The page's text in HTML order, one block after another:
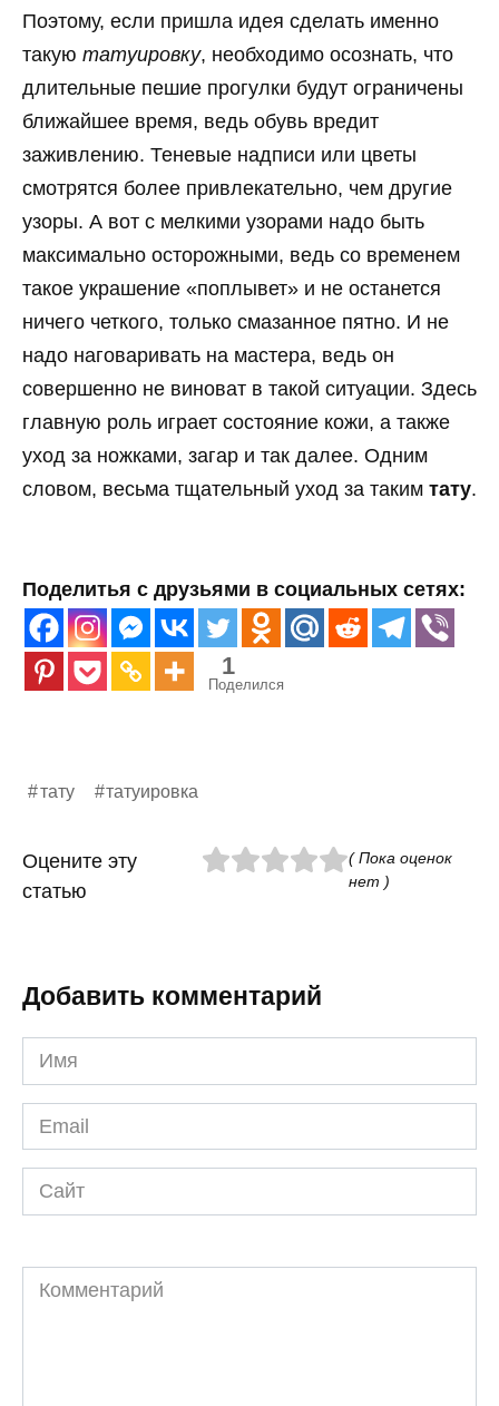
Поэтому, если пришла идея сделать именно
такую татуировку, необходимо осознать, что
длительные пешие прогулки будут ограничены
ближайшее время, ведь обувь вредит
заживлению. Теневые надписи или цветы
смотрятся более привлекательно, чем другие
узоры. А вот с мелкими узорами надо быть
максимально осторожными, ведь со временем
такое украшение «поплывет» и не останется
ничего четкого, только смазанное пятно. И не
надо наговаривать на мастера, ведь он
совершенно не виноват в такой ситуации. Здесь
главную роль играет состояние кожи, а также
уход за ножками, загар и так далее. Одним
словом, весьма тщательный уход за таким тату.
Поделитья с друзьями в социальных сетях:
1
Поделился
тату татуировка
Оцените эту
статью
( Пока оценок
нет )
Добавить комментарий
Имя
*
Email
*
Сайт
Комментарий